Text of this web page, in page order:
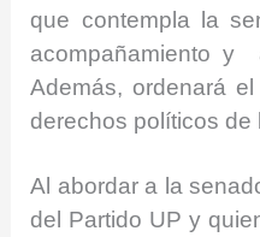
que contempla la
acompañamiento y
Además, ordenará
derechos políticos de
Al abordar a la
del Partido UP y